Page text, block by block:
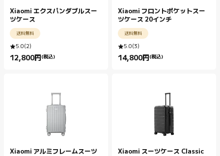
Xiaomi エクスパンダブルスー
ツケース
送料無料
5.0(2)
12,800円 (税込)
Current Price 円12800.00
Xiaomi フロントポケットスー
ツケース 20インチ
送料無料
5.0(3)
14,800円 (税込)
Current Price 円14800.00
Xiaomi アルミフレームスーツ
Xiaomi スーツケース Classic